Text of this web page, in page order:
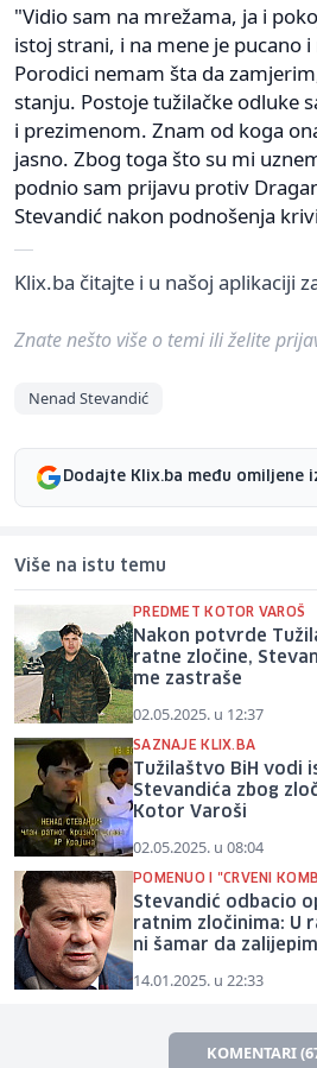
"Vidio sam na mrežama, ja i
istoj strani, i na mene je pucano
Porodici nemam šta da
stanju. Postoje tužilačke odluke
i prezimenom. Znam od koga
jasno. Zbog toga što su mi
podnio sam prijavu protiv
Stevandić nakon podnošenja
Klix.ba čitajte i u našoj aplikaciji
Znate nešto više o temi ili želite
Nenad Stevandić
Dodajte Klix.ba među omiljene
Više na istu temu
PREDMET KOTOR VAROŠ
Nakon potvrde
ratne zločine,
me zastraše
02.05.2025. u 12:37
SAZNAJE KLIX.BA
Tužilaštvo BiH vodi
Stevandića zbog
Kotor Varoši
02.05.2025. u 08:04
POMENUO I "CRVENI
Stevandić odbacio
ratnim zločinima: U
ni šamar da zalijepim
14.01.2025. u 22:33
KOMENTARI